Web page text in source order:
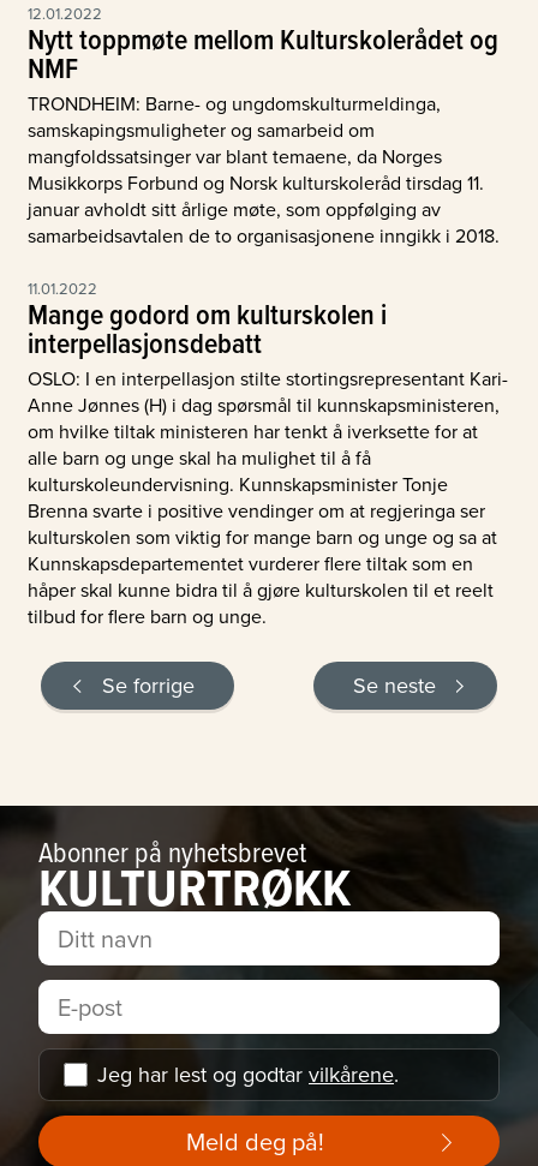
12.01.2022
Nytt toppmøte mellom Kulturskolerådet og
NMF
TRONDHEIM: Barne- og ungdomskulturmeldinga,
samskapingsmuligheter og samarbeid om
mangfoldssatsinger var blant temaene, da Norges
Musikkorps Forbund og Norsk kulturskoleråd tirsdag 11.
januar avholdt sitt årlige møte, som oppfølging av
samarbeidsavtalen de to organisasjonene inngikk i 2018.
11.01.2022
Mange godord om kulturskolen i
interpellasjonsdebatt
OSLO: I en interpellasjon stilte stortingsrepresentant Kari-
Anne Jønnes (H) i dag spørsmål til kunnskapsministeren,
om hvilke tiltak ministeren har tenkt å iverksette for at
alle barn og unge skal ha mulighet til å få
kulturskoleundervisning. Kunnskapsminister Tonje
Brenna svarte i positive vendinger om at regjeringa ser
kulturskolen som viktig for mange barn og unge og sa at
Kunnskapsdepartementet vurderer flere tiltak som en
håper skal kunne bidra til å gjøre kulturskolen til et reelt
tilbud for flere barn og unge.
Se forrige Se neste
Abonner på nyhetsbrevet
KULTURTRØKK
Jeg har lest og godtar vilkårene.
Meld deg på!